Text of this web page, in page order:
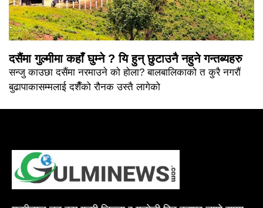
दसैंमा गुल्मीमा कहाँ घुम्ने ? यि हुन् छुटाउनै नहुने गन्तब्यहरु
सन्जु काउछा दसैंमा नरमाउने को होला? बालबालिकाको त कुरै नगरौं
बुढापाकासम्मलाई दशैँको रौनक उस्तै लागेको